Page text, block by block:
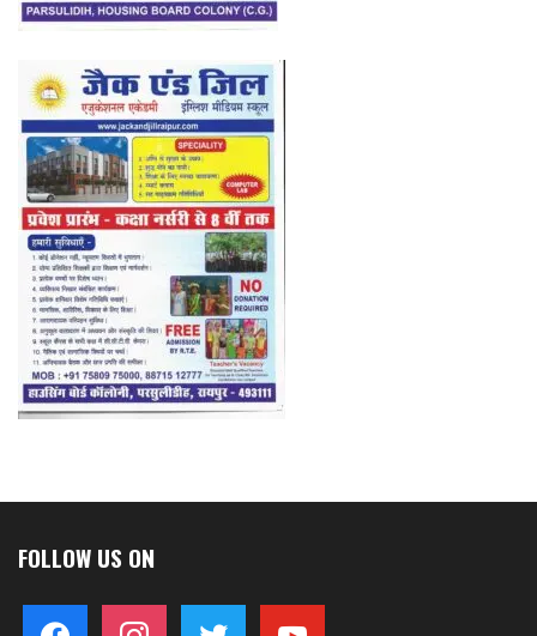
FOLLOW US ON
facebook instagram twitter youtube